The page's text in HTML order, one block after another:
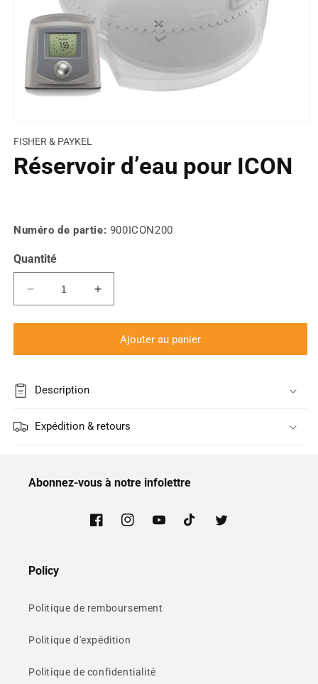
FISHER & PAYKEL
Réservoir d’eau pour ICON
Numéro de partie: 900ICON200
Quantité
Réduire
la
quantité
Réservoir
pour
Augmenter
la
quantité
Réservoir
Ajouter au panier
Description
Expédition & retours
Abonnez-vous à notre infolettre
FacebookInstagramYouTubeTikTok Twitter
Policy
Politique de remboursement
Politique d'expédition
Politique de confidentialité